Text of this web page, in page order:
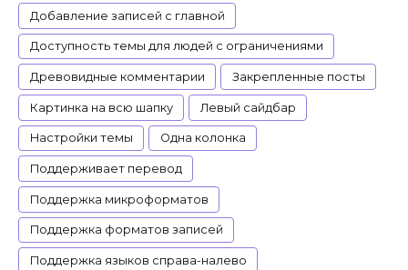
Добавление записей с главной
Доступность темы для людей с ограничениями
Древовидные комментарии Закрепленные посты
Картинка на всю шапку Левый сайдбар
Настройки темы Одна колонка
Поддерживает перевод
Поддержка микроформатов
Поддержка форматов записей
Поддержка языков справа-налево